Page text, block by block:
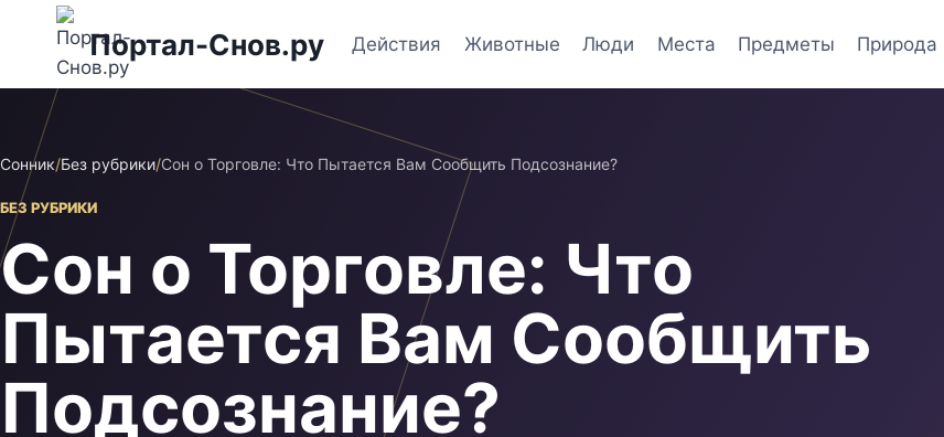
Перейти
содержимому
Портал-Снов.ру Действия Животные Люди Места Предметы Природа
Сонник/Без рубрики/Сон о Торговле: Что Пытается Вам Сообщить Подсознание?
БЕЗ РУБРИКИ
Сон о Торговле: Что
Пытается Вам Сообщить
Подсознание?